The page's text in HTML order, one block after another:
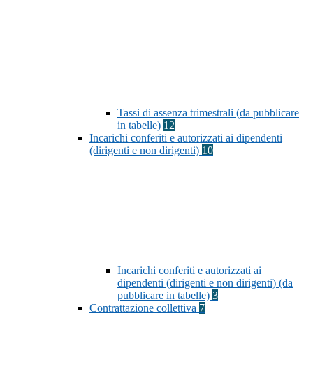
Tassi di assenza trimestrali (da pubblicare
in tabelle) 12
Incarichi conferiti e autorizzati ai dipendenti
(dirigenti e non dirigenti) 10
Incarichi conferiti e autorizzati ai
dipendenti (dirigenti e non dirigenti) (da
pubblicare in tabelle) 3
Contrattazione collettiva 7